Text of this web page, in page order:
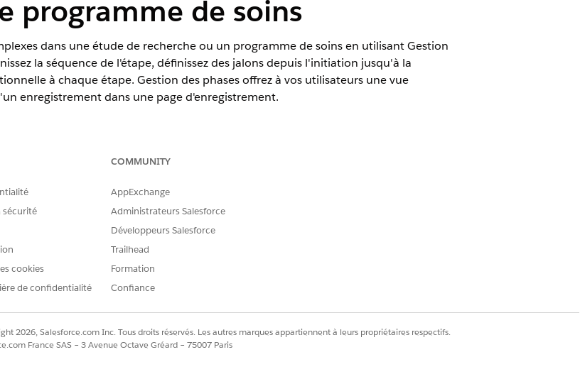
programme de soins
dans une étude de recherche ou un programme de soins en utilisant Gestion
la séquence de l'étape, définissez des jalons depuis l'initiation jusqu'à la
à chaque étape. Gestion des phases offrez à vos utilisateurs une vue
enregistrement dans une page d'enregistrement.
sécurité
cookies
de confidentialité
COMMUNITY
AppExchange
Administrateurs Salesforce
Développeurs Salesforce
Trailhead
Formation
Confiance
2026, Salesforce.com Inc. Tous droits réservés. Les autres marques appartiennent à leurs propriétaires respectifs.
France SAS – 3 Avenue Octave Gréard – 75007 Paris